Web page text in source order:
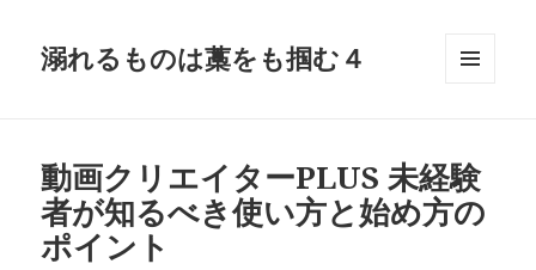
溺れるものは藁をも掴む４
ット
動画クリエイターPLUS 未経験
者が知るべき使い方と始め方の
ポイント